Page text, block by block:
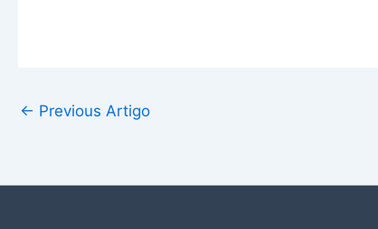
← Previous Artigo